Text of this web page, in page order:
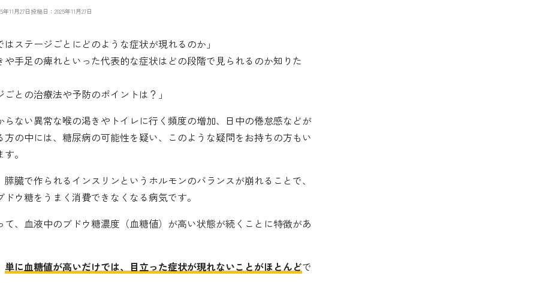
11月27日投稿日：2025年11月27日
はステージごとにどのような症状が現れるのか」
や手足の痺れといった代表的な症状はどの段階で見られるのか知りた
との治療法や予防のポイントは？」
らない異常な喉の渇きやトイレに行く頻度の増加、日中の倦怠感などが
方の中には、糖尿病の可能性を疑い、このような疑問をお持ちの方もい
。
膵臓で作られるインスリンというホルモンのバランスが崩れることで、
ドウ糖をうまく消費できなくなる病気です。
て、血液中のブドウ糖濃度（血糖値）が高い状態が続くことに特徴があ
単に血糖値が高いだけでは、目立った症状が現れないことがほとんどで